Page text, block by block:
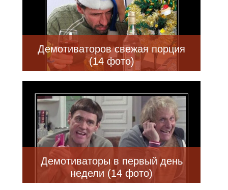
Демотиваторов свежая порция
(14 фото)
Демотиваторы в первый день
недели (14 фото)